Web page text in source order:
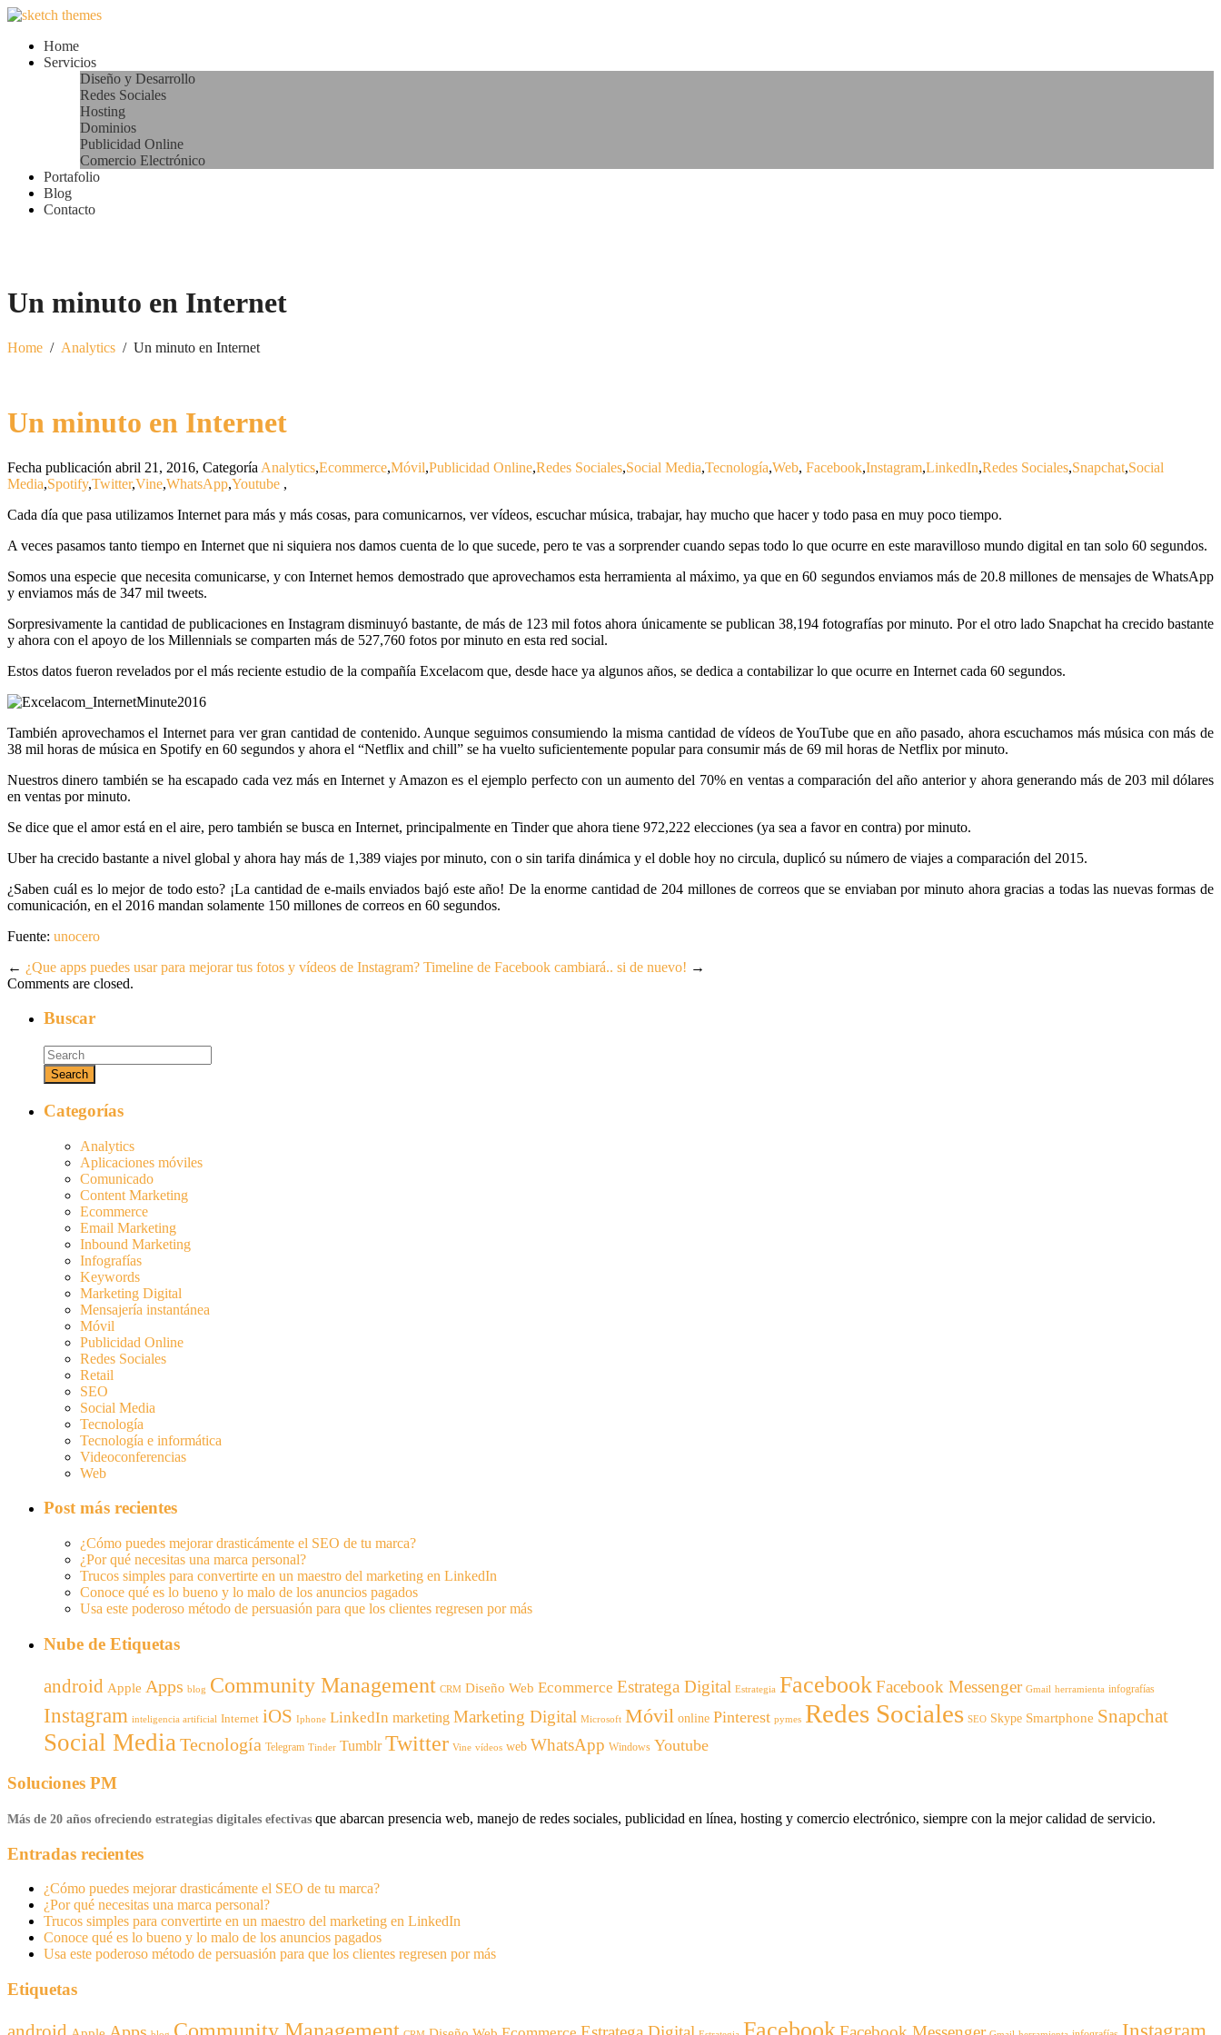
Home
Servicios
Diseño y Desarrollo
Redes Sociales
Hosting
Dominios
Publicidad Online
Comercio Electrónico
Portafolio
Blog
Contacto
Un minuto en Internet
Home / Analytics / Un minuto en Internet
Un minuto en Internet
Fecha publicación abril 21, 2016, Categoría Analytics,Ecommerce,Móvil,Publicidad Online,Redes Sociales,Social Media,Tecnología,Web, Facebook,Instagram,LinkedIn,Redes Sociales,Snapchat,Social
Media,Spotify,Twitter,Vine,WhatsApp,Youtube ,
Cada día que pasa utilizamos Internet para más y más cosas, para comunicarnos, ver vídeos, escuchar música, trabajar, hay mucho que hacer y todo pasa en muy poco tiempo.
A veces pasamos tanto tiempo en Internet que ni siquiera nos damos cuenta de lo que sucede, pero te vas a sorprender cuando sepas todo lo que ocurre en este maravilloso mundo digital en tan solo 60 segundos.
Somos una especie que necesita comunicarse, y con Internet hemos demostrado que aprovechamos esta herramienta al máximo, ya que en 60 segundos enviamos más de 20.8 millones de mensajes de WhatsApp
y enviamos más de 347 mil tweets.
Sorpresivamente la cantidad de publicaciones en Instagram disminuyó bastante, de más de 123 mil fotos ahora únicamente se publican 38,194 fotografías por minuto. Por el otro lado Snapchat ha crecido bastante
y ahora con el apoyo de los Millennials se comparten más de 527,760 fotos por minuto en esta red social.
Estos datos fueron revelados por el más reciente estudio de la compañía Excelacom que, desde hace ya algunos años, se dedica a contabilizar lo que ocurre en Internet cada 60 segundos.
También aprovechamos el Internet para ver gran cantidad de contenido. Aunque seguimos consumiendo la misma cantidad de vídeos de YouTube que en año pasado, ahora escuchamos más música con más de
38 mil horas de música en Spotify en 60 segundos y ahora el “Netflix and chill” se ha vuelto suficientemente popular para consumir más de 69 mil horas de Netflix por minuto.
Nuestros dinero también se ha escapado cada vez más en Internet y Amazon es el ejemplo perfecto con un aumento del 70% en ventas a comparación del año anterior y ahora generando más de 203 mil dólares
en ventas por minuto.
Se dice que el amor está en el aire, pero también se busca en Internet, principalmente en Tinder que ahora tiene 972,222 elecciones (ya sea a favor en contra) por minuto.
Uber ha crecido bastante a nivel global y ahora hay más de 1,389 viajes por minuto, con o sin tarifa dinámica y el doble hoy no circula, duplicó su número de viajes a comparación del 2015.
¿Saben cuál es lo mejor de todo esto? ¡La cantidad de e-mails enviados bajó este año! De la enorme cantidad de 204 millones de correos que se enviaban por minuto ahora gracias a todas las nuevas formas de
comunicación, en el 2016 mandan solamente 150 millones de correos en 60 segundos.
Fuente: unocero
← ¿Que apps puedes usar para mejorar tus fotos y vídeos de Instagram? Timeline de Facebook cambiará.. si de nuevo! →
Comments are closed.
Buscar
Categorías
Analytics
Aplicaciones móviles
Comunicado
Content Marketing
Ecommerce
Email Marketing
Inbound Marketing
Infografías
Keywords
Marketing Digital
Mensajería instantánea
Móvil
Publicidad Online
Redes Sociales
Retail
SEO
Social Media
Tecnología
Tecnología e informática
Videoconferencias
Web
Post más recientes
¿Cómo puedes mejorar drasticámente el SEO de tu marca?
¿Por qué necesitas una marca personal?
Trucos simples para convertirte en un maestro del marketing en LinkedIn
Conoce qué es lo bueno y lo malo de los anuncios pagados
Usa este poderoso método de persuasión para que los clientes regresen por más
Nube de Etiquetas
android Apple Apps blog Community Management CRM Diseño Web Ecommerce Estratega Digital Estrategia FacebookFacebook Messenger Gmail herramienta infografías
Instagram inteligencia artificial Internet iOS Iphone LinkedIn marketing Marketing Digital Microsoft Móvil online Pinterest pymes Redes Sociales SEO Skype Smartphone Snapchat
Social Media Tecnología Telegram Tinder Tumblr Twitter Vine vídeos web WhatsApp Windows Youtube
Soluciones PM
Más de 20 años ofreciendo estrategias digitales efectivas que abarcan presencia web, manejo de redes sociales, publicidad en línea, hosting y comercio electrónico, siempre con la mejor calidad de servicio.
Entradas recientes
¿Cómo puedes mejorar drasticámente el SEO de tu marca?
¿Por qué necesitas una marca personal?
Trucos simples para convertirte en un maestro del marketing en LinkedIn
Conoce qué es lo bueno y lo malo de los anuncios pagados
Usa este poderoso método de persuasión para que los clientes regresen por más
Etiquetas
Community Management